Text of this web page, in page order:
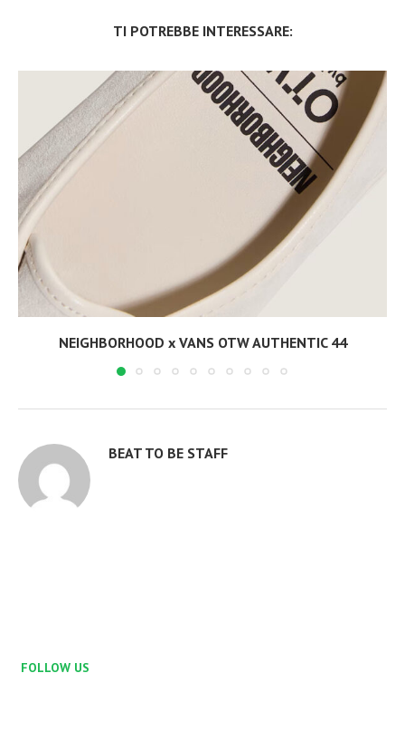
TI POTREBBE INTERESSARE:
NEIGHBORHOOD x VANS OTW AUTHENTIC 44
BEAT TO BE STAFF
FOLLOW US